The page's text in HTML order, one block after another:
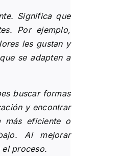
Significa que
Por ejemplo,
les gustan y
se adapten a
buscar formas
y encontrar
más eficiente o
Al mejorar
proceso.